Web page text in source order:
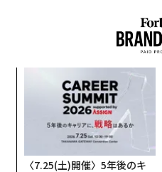
〈7.25(土)開催〉5年後のキ